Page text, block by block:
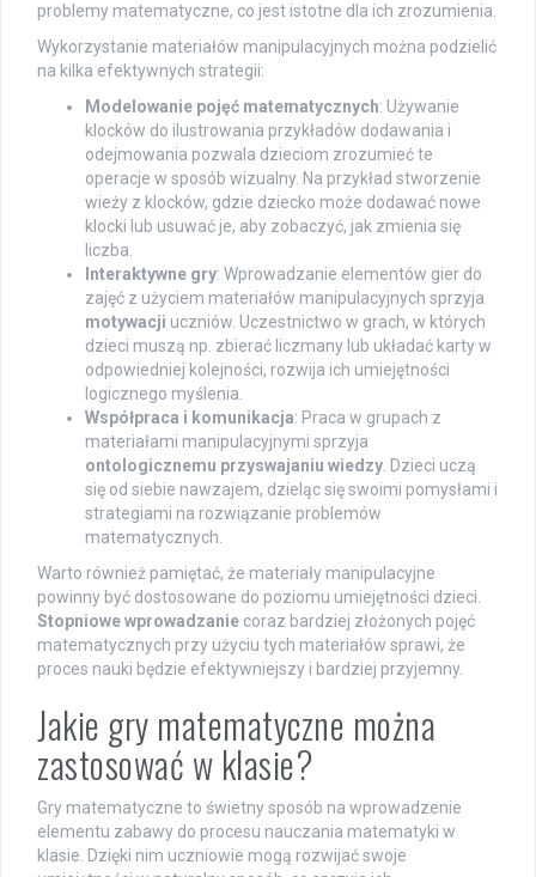
problemy matematyczne, co jest istotne dla ich zrozumienia.
Wykorzystanie materiałów manipulacyjnych można podzielić
na kilka efektywnych strategii:
Modelowanie pojęć matematycznych: Używanie
klocków do ilustrowania przykładów dodawania i
odejmowania pozwala dzieciom zrozumieć te
operacje w sposób wizualny. Na przykład stworzenie
wieży z klocków, gdzie dziecko może dodawać nowe
klocki lub usuwać je, aby zobaczyć, jak zmienia się
liczba.
Interaktywne gry: Wprowadzanie elementów gier do
zajęć z użyciem materiałów manipulacyjnych sprzyja
motywacji uczniów. Uczestnictwo w grach, w których
dzieci muszą np. zbierać liczmany lub układać karty w
odpowiedniej kolejności, rozwija ich umiejętności
logicznego myślenia.
Współpraca i komunikacja: Praca w grupach z
materiałami manipulacyjnymi sprzyja
ontologicznemu przyswajaniu wiedzy. Dzieci uczą
się od siebie nawzajem, dzieląc się swoimi pomysłami i
strategiami na rozwiązanie problemów
matematycznych.
Warto również pamiętać, że materiały manipulacyjne
powinny być dostosowane do poziomu umiejętności dzieci.
Stopniowe wprowadzanie coraz bardziej złożonych pojęć
matematycznych przy użyciu tych materiałów sprawi, że
proces nauki będzie efektywniejszy i bardziej przyjemny.
Jakie gry matematyczne można
zastosować w klasie?
Gry matematyczne to świetny sposób na wprowadzenie
elementu zabawy do procesu nauczania matematyki w
klasie. Dzięki nim uczniowie mogą rozwijać swoje